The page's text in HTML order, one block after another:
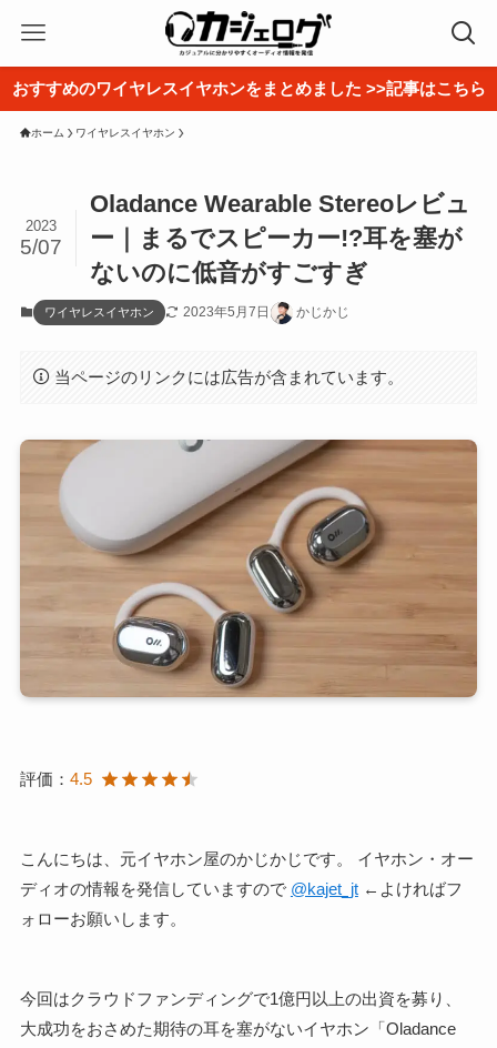
おすすめのワイヤレスイヤホンをまとめました >>記事はこちら
ホーム ワイヤレスイヤホン
Oladance Wearable Stereoレビュ
ー｜まるでスピーカー!?耳を塞が
ないのに低音がすごすぎ
2023
5/07
ワイヤレスイヤホン 2023年5月7日 かじかじ
当ページのリンクには広告が含まれています。
評価： 4.5
こんにちは、元イヤホン屋のかじかじです。 イヤホン・オー
ディオの情報を発信していますので @kajet_jt←よければフ
ォローお願いします。
今回はクラウドファンディングで1億円以上の出資を募り、
大成功をおさめた期待の耳を塞がないイヤホン「Oladance